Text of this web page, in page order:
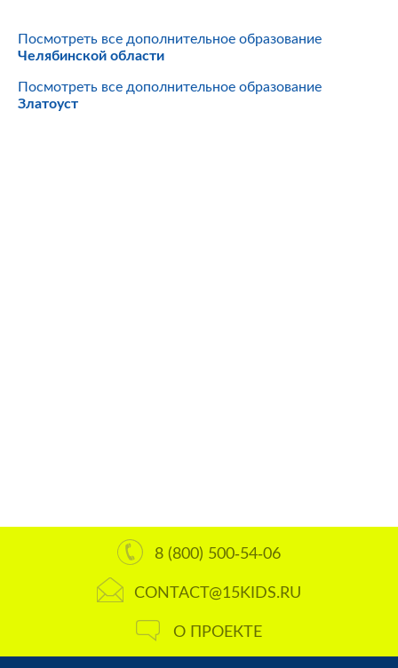
Посмотреть все дополнительное образование
Челябинской области
Посмотреть все дополнительное образование
Златоуст
8 (800) 500-54-06
CONTACT@15KIDS.RU
О ПРОЕКТЕ